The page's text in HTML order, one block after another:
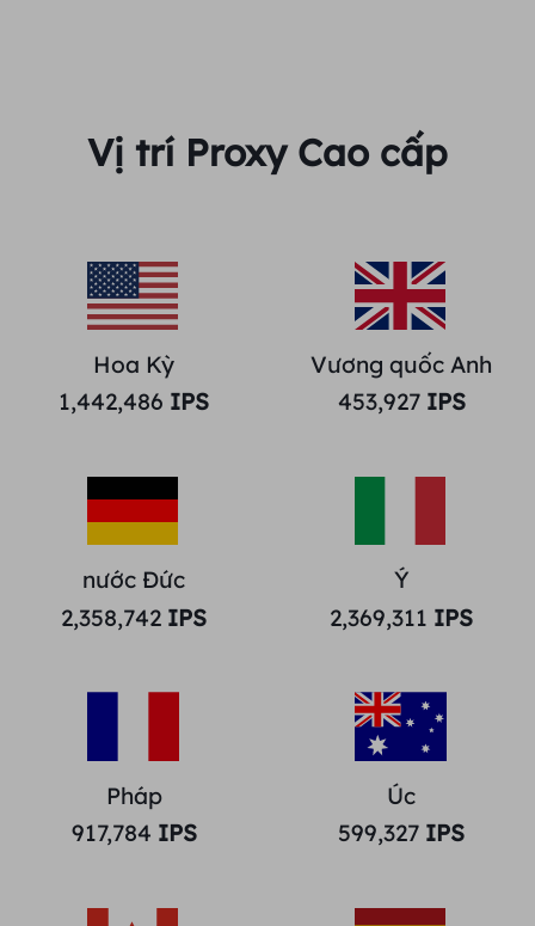
Vị trí Proxy Cao cấp
Hoa Kỳ
1,442,486 IPS
Vương quốc Anh
453,927IPS
nước Đức
2,358,742 IPS
Ý
2,369,311 IPS
Pháp
917,784 IPS
Úc
599,327 IPS